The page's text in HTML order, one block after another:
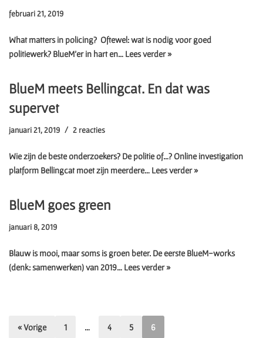
februari 21, 2019
What matters in policing? Oftewel: wat is nodig voor goed
politiewerk? BlueM’er in hart en… Lees verder »
BlueM meets Bellingcat. En dat was
supervet
januari 21, 2019 2 reacties
Wie zijn de beste onderzoekers? De politie of…? Online investigation
platform Bellingcat moet zijn meerdere… Lees verder »
BlueM goes green
januari 8, 2019
Blauw is mooi, maar soms is groen beter. De eerste BlueM-works
(denk: samenwerken) van 2019… Lees verder »
« Vorige 1 … 4 5 6